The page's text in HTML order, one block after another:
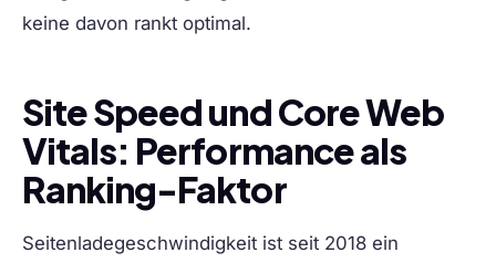
keine davon rankt optimal.
Site Speed und Core Web
Vitals: Performance als
Ranking-Faktor
Seitenladegeschwindigkeit ist seit 2018 ein